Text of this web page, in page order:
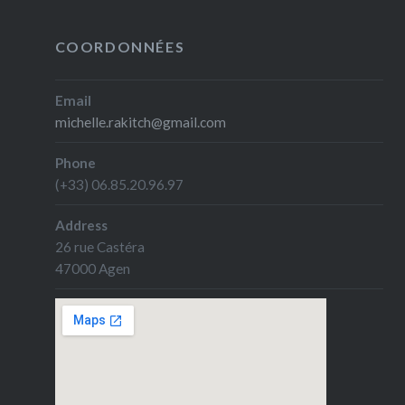
COORDONNÉES
Email
michelle.rakitch@gmail.com
Phone
(+33) 06.85.20.96.97
Address
26 rue Castéra
47000 Agen